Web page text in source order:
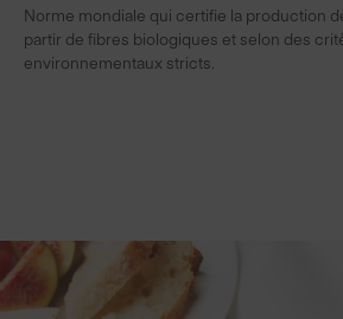
Norme mondiale qui certifie la production
partir de fibres biologiques et selon des
environnementaux stricts.